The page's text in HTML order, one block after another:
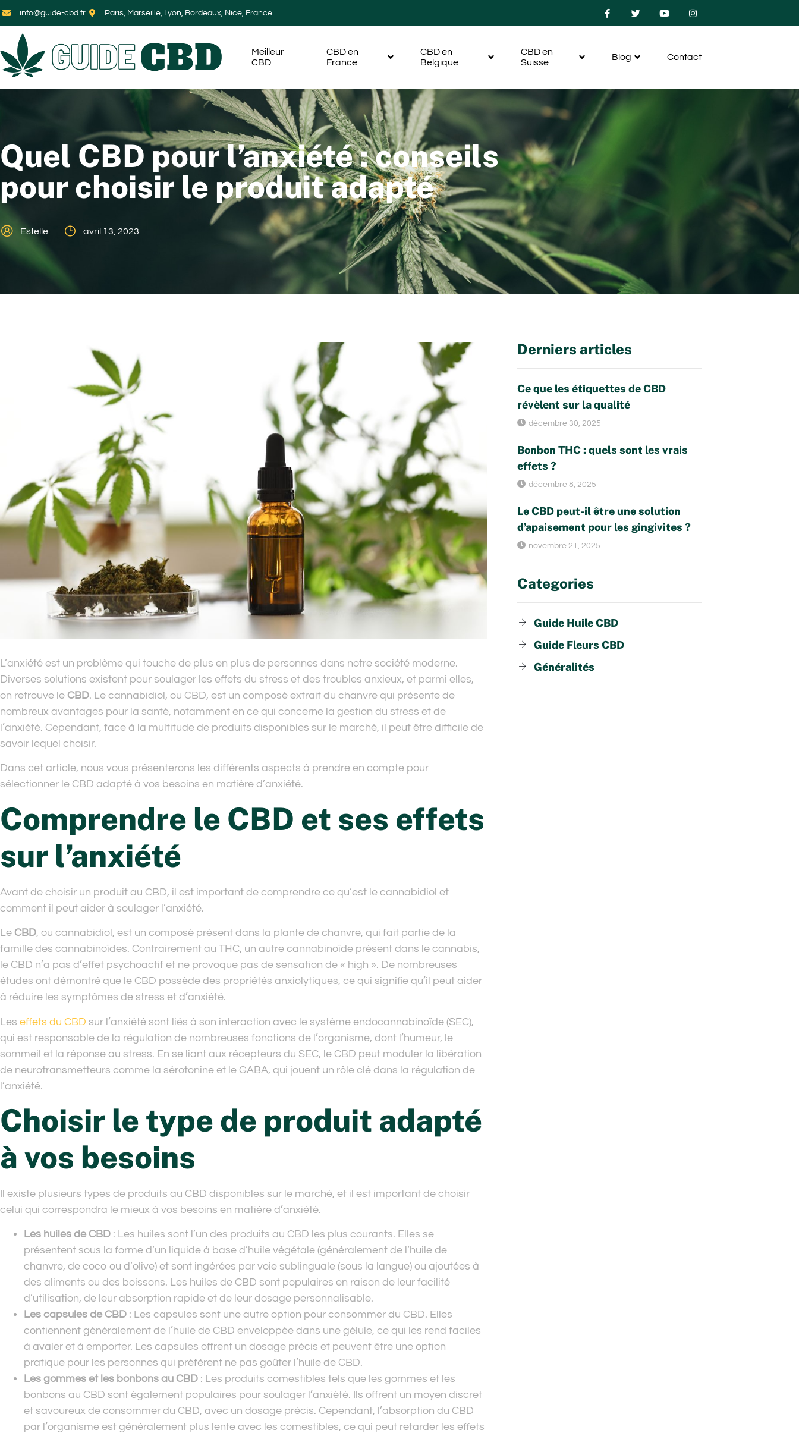
info@guide-cbd.fr Paris, Marseille, Lyon, Bordeaux, Nice, France
Meilleur
CBD
CBD en
France
CBD en
Belgique
CBD en
Suisse
Blog Contact
Quel CBD pour l’anxiété : conseils
pour choisir le produit adapté
Estelle avril 13, 2023
L’anxiété est un problème qui touche de plus en plus de personnes dans notre société moderne.
Diverses solutions existent pour soulager les effets du stress et des troubles anxieux, et parmi elles,
on retrouve le CBD. Le cannabidiol, ou CBD, est un composé extrait du chanvre qui présente de
nombreux avantages pour la santé, notamment en ce qui concerne la gestion du stress et de
l’anxiété. Cependant, face à la multitude de produits disponibles sur le marché, il peut être difficile de
savoir lequel choisir.
Dans cet article, nous vous présenterons les différents aspects à prendre en compte pour
sélectionner le CBD adapté à vos besoins en matière d’anxiété.
Comprendre le CBD et ses effets
sur l’anxiété
Avant de choisir un produit au CBD, il est important de comprendre ce qu’est le cannabidiol et
comment il peut aider à soulager l’anxiété.
Le CBD, ou cannabidiol, est un composé présent dans la plante de chanvre, qui fait partie de la
famille des cannabinoïdes. Contrairement au THC, un autre cannabinoïde présent dans le cannabis,
le CBD n’a pas d’effet psychoactif et ne provoque pas de sensation de « high ». De nombreuses
études ont démontré que le CBD possède des propriétés anxiolytiques, ce qui signifie qu’il peut aider
à réduire les symptômes de stress et d’anxiété.
Les effets du CBD sur l’anxiété sont liés à son interaction avec le système endocannabinoïde (SEC),
qui est responsable de la régulation de nombreuses fonctions de l’organisme, dont l’humeur, le
sommeil et la réponse au stress. En se liant aux récepteurs du SEC, le CBD peut moduler la libération
de neurotransmetteurs comme la sérotonine et le GABA, qui jouent un rôle clé dans la régulation de
l’anxiété.
Choisir le type de produit adapté
à vos besoins
Il existe plusieurs types de produits au CBD disponibles sur le marché, et il est important de choisir
celui qui correspondra le mieux à vos besoins en matière d’anxiété.
Les huiles de CBD : Les huiles sont l’un des produits au CBD les plus courants. Elles se
présentent sous la forme d’un liquide à base d’huile végétale (généralement de l’huile de
chanvre, de coco ou d’olive) et sont ingérées par voie sublinguale (sous la langue) ou ajoutées à
des aliments ou des boissons. Les huiles de CBD sont populaires en raison de leur facilité
d’utilisation, de leur absorption rapide et de leur dosage personnalisable.
Les capsules de CBD : Les capsules sont une autre option pour consommer du CBD. Elles
contiennent généralement de l’huile de CBD enveloppée dans une gélule, ce qui les rend faciles
à avaler et à emporter. Les capsules offrent un dosage précis et peuvent être une option
pratique pour les personnes qui préfèrent ne pas goûter l’huile de CBD.
Les gommes et les bonbons au CBD : Les produits comestibles tels que les gommes et les
bonbons au CBD sont également populaires pour soulager l’anxiété. Ils offrent un moyen discret
et savoureux de consommer du CBD, avec un dosage précis. Cependant, l’absorption du CBD
par l’organisme est généralement plus lente avec les comestibles, ce qui peut retarder les effets
Derniers articles
Ce que les étiquettes de CBD
révèlent sur la qualité
décembre 30, 2025
Bonbon THC : quels sont les vrais
effets ?
décembre 8, 2025
Le CBD peut-il être une solution
d’apaisement pour les gingivites ?
novembre 21, 2025
Categories
Guide Huile CBD
Guide Fleurs CBD
Généralités